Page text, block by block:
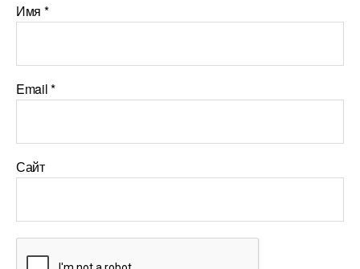
Имя *
Email*
Сайт